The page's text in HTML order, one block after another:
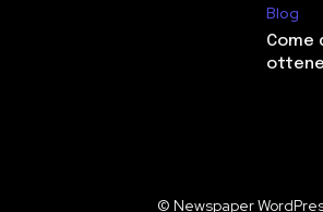
Blog
Come
© Newspaper